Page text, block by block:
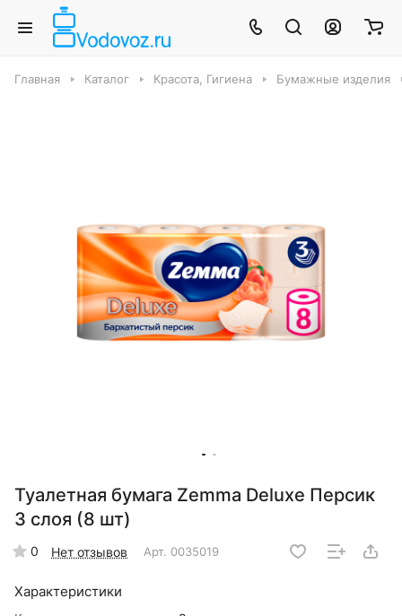
Главная Каталог Красота, Гигиена Бумажные изделия
Туалетная бумага Zemma Deluxe Персик
3 слоя (8 шт)
0 Нет отзывов Арт. 0035019
Характеристики